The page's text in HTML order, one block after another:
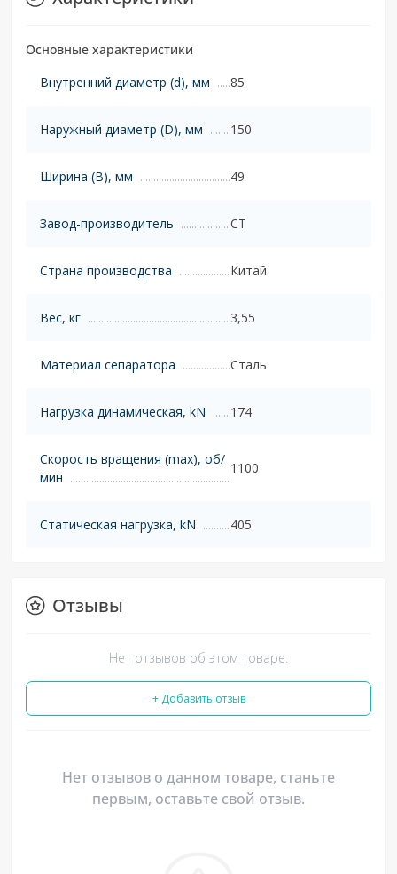
Основные характеристики
Внутренний диаметр (d), мм
85
Наружный диаметр (D), мм 150
Ширина (B), мм 49
Завод-производитель CT
Страна производства Китай
Вес, кг 3,55
Материал сепаратора Сталь
Нагрузка динамическая, kN 174
Скорость вращения (max), об/
мин
1100
Статическая нагрузка, kN 405
Отзывы
Нет отзывов об этом товаре.
+ Добавить отзыв
Нет отзывов о данном товаре, станьте
первым, оставьте свой отзыв.